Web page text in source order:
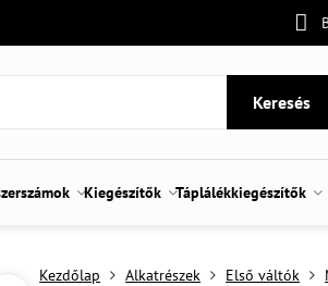
Keresés
Kiegészítők Táplálékkiegészítők
Kezdőlap Alkatrészek Első váltók